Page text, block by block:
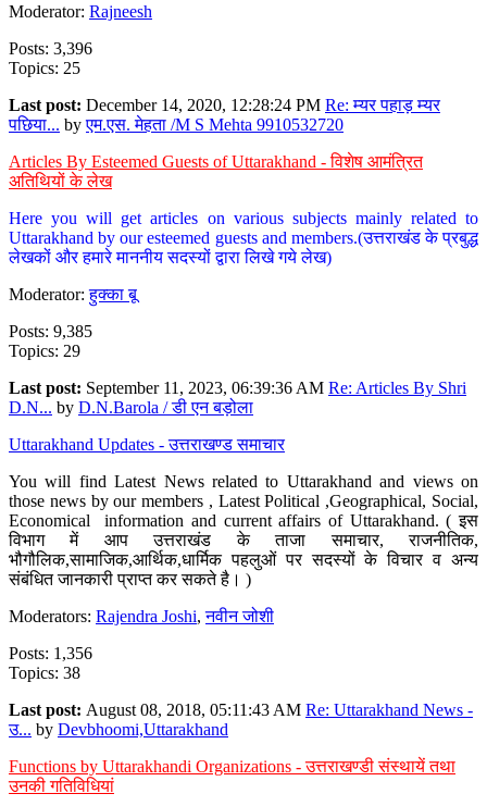
Moderator: Rajneesh
Posts: 3,396
Topics: 25
Last post: December 14, 2020, 12:28:24 PM Re: म्यर पहाड़ म्यर
पछिया... byएम.एस. मेहता /M S Mehta 9910532720
Articles By Esteemed Guests of Uttarakhand - विशेष आमंत्रित
अतिथियों के लेख
Here you will get articles on various subjects mainly related to
Uttarakhand by our esteemed guests and members.(उत्तराखंड के प्रबुद्ध
लेखकों और हमारे माननीय सदस्यों द्वारा लिखे गये लेख)
Moderator:हुक्का बू
Posts: 9,385
Topics: 29
Last post: September 11, 2023, 06:39:36 AM Re: Articles By Shri
D.N... by D.N.Barola / डी एन बड़ोला
Uttarakhand Updates - उत्तराखण्ड समाचार
You will find Latest News related to Uttarakhand and views on
those news by our members , Latest Political ,Geographical, Social,
Economical information and current affairs of Uttarakhand. ( इस
विभाग में आप उत्तराखंड के ताजा समाचार, राजनीतिक,
भौगौलिक,सामाजिक,आर्थिक,धार्मिक पहलुओं पर सदस्यों के विचार व अन्य
संबंधित जानकारी प्राप्त कर सकते है। )
Moderators: Rajendra Joshi,नवीन जोशी
Posts: 1,356
Topics: 38
Last post: August 08, 2018, 05:11:43 AM Re: Uttarakhand News -
उ... by Devbhoomi,Uttarakhand
Functions by Uttarakhandi Organizations - उत्तराखण्डी संस्थायें तथा
उनकी गतिविधियां